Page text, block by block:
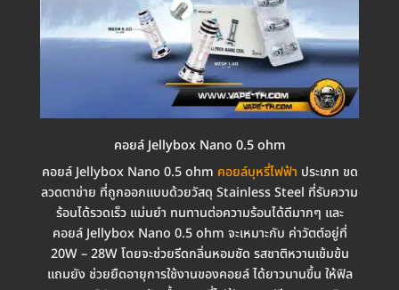
คอยล์ Jellybox Nano 0.5 ohm
คอยล์ Jellybox Nano 0.5 ohm คอยล์บุหรี่ไฟฟ้า ประเภท ขด
ลวดตาข่าย ที่ถูกออกแบบด้วยวัสดุ Stainless Steel ที่รับความ
ร้อนได้รวดเร็ว แม่นยำ ทนทานต่อความร้อนได้ดีมากๆ และ
คอยล์ Jellybox Nano 0.5 ohm จะเหมาะกับ ค่าวัตต์อยู่ที่
20W – 28W โดยจะช่วยรีดกลิ่นหอมชัด รสชาติหวานเข้มข้น
แถมยัง ช่วยยืดอายุการใช้งานของคอยล์ ได้ยาวนานขึ้น ให้ฟิล